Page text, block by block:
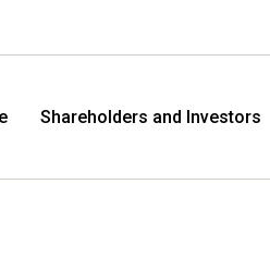
Shareholders and Investors